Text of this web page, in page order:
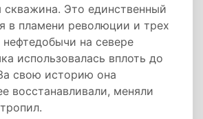
Это единственный
в пламени революции и трех
на севере
использовалась вплоть до
свою историю она
восстанавливали, меняли